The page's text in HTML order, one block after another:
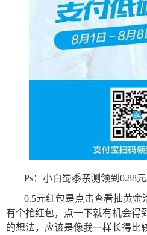
Ps：小白蜀黍亲测领到0.88
0.5元红包是点击查看抽黄金
有个抢红包，点一下就有机会得
的想法，应该是像我一样长得比